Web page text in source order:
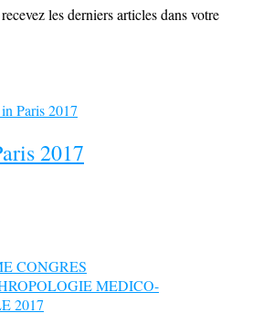
les derniers articles dans votre
2017